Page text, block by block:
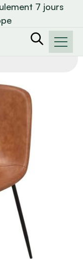
7 jours